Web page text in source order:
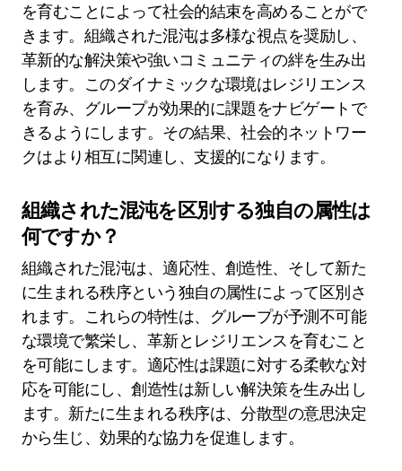
を育むことによって社会的結束を高めることがで
きます。組織された混沌は多様な視点を奨励し、
革新的な解決策や強いコミュニティの絆を生み出
します。このダイナミックな環境はレジリエンス
を育み、グループが効果的に課題をナビゲートで
きるようにします。その結果、社会的ネットワー
クはより相互に関連し、支援的になります。
組織された混沌を区別する独自の属性は
何ですか？
組織された混沌は、適応性、創造性、そして新た
に生まれる秩序という独自の属性によって区別さ
れます。これらの特性は、グループが予測不可能
な環境で繁栄し、革新とレジリエンスを育むこと
を可能にします。適応性は課題に対する柔軟な対
応を可能にし、創造性は新しい解決策を生み出し
ます。新たに生まれる秩序は、分散型の意思決定
から生じ、効果的な協力を促進します。